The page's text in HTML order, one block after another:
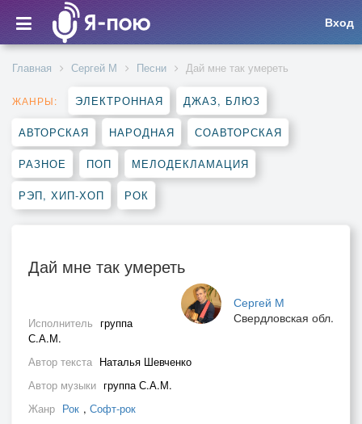
Вход
Главная Сергей М Песни Дай мне так умереть
ЖАНРЫ: ЭЛЕКТРОННАЯ ДЖАЗ, БЛЮЗ
АВТОРСКАЯ НАРОДНАЯ СОАВТОРСКАЯ
РАЗНОЕ ПОП МЕЛОДЕКЛАМАЦИЯ
РЭП, ХИП-ХОП РОК
Дай мне так умереть
Сергей М
Свердловская обл.
Исполнитель группа
С.А.М.
Автор текста Наталья Шевченко
Автор музыки группа С.А.М.
Жанр Рок , Софт-рок